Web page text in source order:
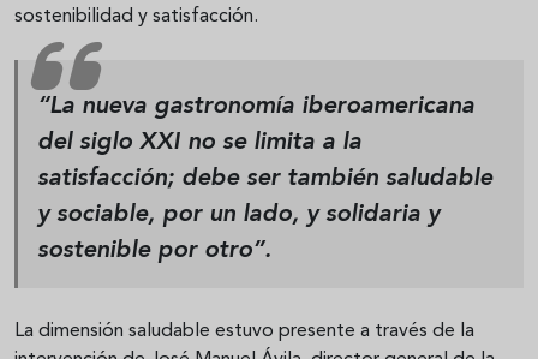
sostenibilidad y satisfacción.
“La nueva gastronomía iberoamericana
del siglo XXI no se limita a la
satisfacción; debe ser también saludable
y sociable, por un lado, y solidaria y
sostenible por otro”.
La dimensión saludable estuvo presente a través de la